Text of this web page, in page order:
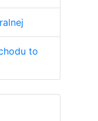
to